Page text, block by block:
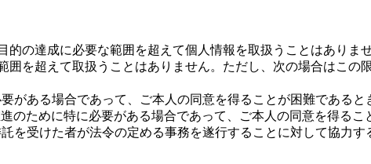
的の達成に必要な範囲を超えて個人情報を取扱うことはあり
を超えて取扱うことはありません。ただし、次の場合はこの
がある場合であって、ご本人の同意を得ることが困難であると
のために特に必要がある場合であって、ご本人の同意を得るこ
を受けた者が法令の定める事務を遂行することに対して協力